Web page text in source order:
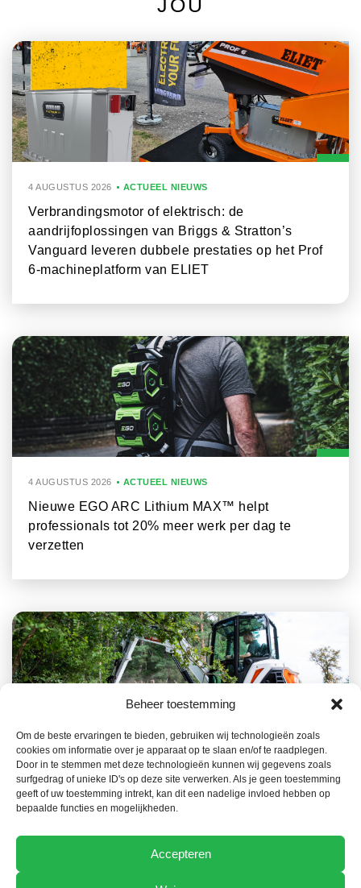
Beheer toestemming
Om de beste ervaringen te bieden, gebruiken wij technologieën zoals
cookies om informatie over je apparaat op te slaan en/of te raadplegen.
Door in te stemmen met deze technologieën kunnen wij gegevens zoals
surfgedrag of unieke ID's op deze site verwerken. Als je geen toestemming
geeft of uw toestemming intrekt, kan dit een nadelige invloed hebben op
bepaalde functies en mogelijkheden.
Accepteren
JOU
4 AUGUSTUS 2026 ACTUEEL NIEUWS
Verbrandingsmotor of elektrisch: de
aandrijfoplossingen van Briggs & Stratton’s
Vanguard leveren dubbele prestaties op het Prof
6-machineplatform van ELIET
4 AUGUSTUS 2026 ACTUEEL NIEUWS
Nieuwe EGO ARC Lithium MAX™ helpt
professionals tot 20% meer werk per dag te
verzetten
ACTUEEL NIEUWS
Het Bobcat-gamma, een belangrijke troef in de
preventie van bosbranden